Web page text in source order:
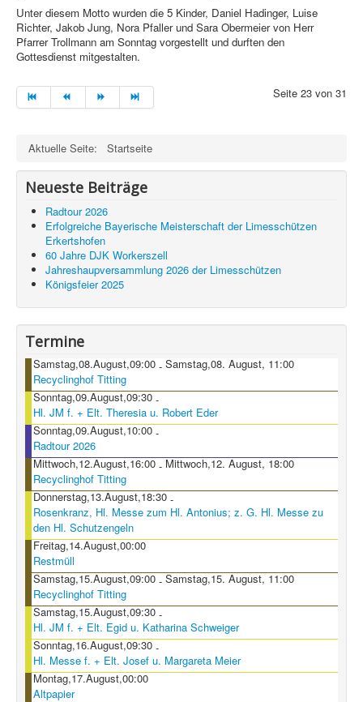
Unter diesem Motto wurden die 5 Kinder, Daniel Hadinger, Luise
Richter, Jakob Jung, Nora Pfaller und Sara Obermeier von Herr
Pfarrer Trollmann am Sonntag vorgestellt und durften den
Gottesdienst mitgestalten.
Seite 23 von 31
Aktuelle Seite: Startseite
Neueste Beiträge
Radtour 2026
Erfolgreiche Bayerische Meisterschaft der Limesschützen
Erkertshofen
60 Jahre DJK Workerszell
Jahreshaupversammlung 2026 der Limesschützen
Königsfeier 2025
Termine
Samstag,08.August,09:00 - Samstag,08. August, 11:00
Recyclinghof Titting
Sonntag,09.August,09:30 -
Hl. JM f. + Elt. Theresia u. Robert Eder
Sonntag,09.August,10:00 -
Radtour 2026
Mittwoch,12.August,16:00 - Mittwoch,12. August, 18:00
Recyclinghof Titting
Donnerstag,13.August,18:30 -
Rosenkranz, Hl. Messe zum Hl. Antonius; z. G. Hl. Messe zu
den Hl. Schutzengeln
Freitag,14.August,00:00
Restmüll
Samstag,15.August,09:00 - Samstag,15. August, 11:00
Recyclinghof Titting
Samstag,15.August,09:30 -
Hl. JM f. + Elt. Egid u. Katharina Schweiger
Sonntag,16.August,09:30 -
Hl. Messe f. + Elt. Josef u. Margareta Meier
Montag,17.August,00:00
Altpapier